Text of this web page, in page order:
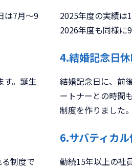
は7月～9
2025年度の実績は
2026年度も同様に
す。誕生
4.結婚記念日
結婚記念日に、前
ートナーとの時間
制度を作りました。
制度で
6.サバティカ
勤続15年以上の社